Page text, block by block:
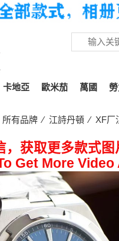
卡地亞 歐米茄 萬國
所有品牌 ⁄ 江詩丹頓 ⁄ XF厂
，获取更多款式图
Get More Video